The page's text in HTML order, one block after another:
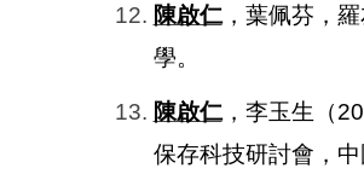
12. 陳啟仁，葉佩芬，
學。
13. 陳啟仁，李玉生（
保存科技研討會，